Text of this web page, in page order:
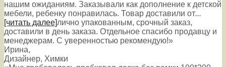
нашим ожиданиям. Заказывали как дополнение к детской
мебели, ребенку понравилась. Товар доставили от...
[читать далее]лично упакованным, срочный заказ,
доставили в день заказа. Отдельное спасибо продавцу и
менеджерам. С уверенностью рекомендую!»
Ирина,
Дизайнер, Химки